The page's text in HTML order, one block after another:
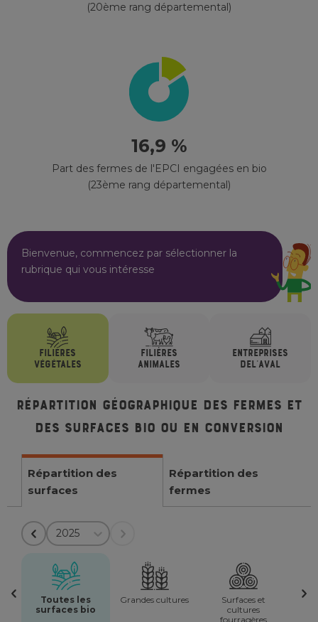
(20ème rang départemental)
16,9 %
Part des fermes de l'EPCI engagées en bio
(23ème rang départemental)
Bienvenue, commencez par sélectionner la
rubrique qui vous intéresse
FILIÈRES
VÉGÉTALES
FILIÈRES
ANIMALES
ENTREPRISES
DEL'AVAL
Répartition géographique des fermes et
des surfaces bio ou en conversion
Répartition des
surfaces
Répartition des
fermes
2025
Toutes les
surfaces bio
Grandes cultures
Surfaces et
cultures
fourragères